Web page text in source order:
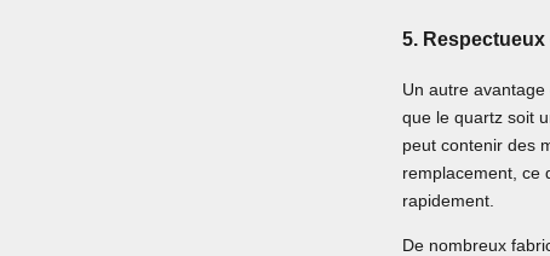
5.
Un autre
que le quartz soit
peut contenir des
remplacement, ce
rapidement.
De nombreux